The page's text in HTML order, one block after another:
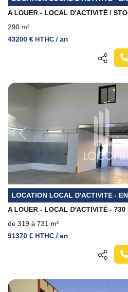
290 m²
43200 € HTHC / an
Previous
LOCATION LOCAL D'ACTIVITE -
de 319 à 731 m²
91370 € HTHC / an